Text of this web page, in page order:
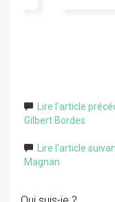
Lire l'article
Gilbert Bordes
Lire l'article
Magnan